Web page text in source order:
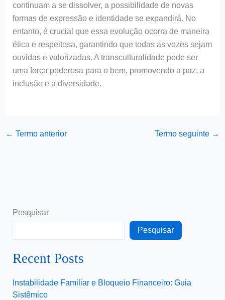
continuam a se dissolver, a possibilidade de novas
formas de expressão e identidade se expandirá. No
entanto, é crucial que essa evolução ocorra de maneira
ética e respeitosa, garantindo que todas as vozes sejam
ouvidas e valorizadas. A transculturalidade pode ser
uma força poderosa para o bem, promovendo a paz, a
inclusão e a diversidade.
← Termo anterior Termo seguinte →
Pesquisar
Pesquisar
Recent Posts
Instabilidade Familiar e Bloqueio Financeiro: Guia
Sistêmico